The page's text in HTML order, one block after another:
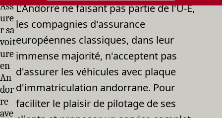
Ass
ure
r sa
voit
ure
en
An
dor
re
ave
L'Andorre ne faisant pas partie de l'U-E,
les compagnies d'assurance
européennes classiques, dans leur
immense majorité, n'acceptent pas
d'assurer les véhicules avec plaque
d'immatriculation andorrane. Pour
faciliter le plaisir de pilotage de ses